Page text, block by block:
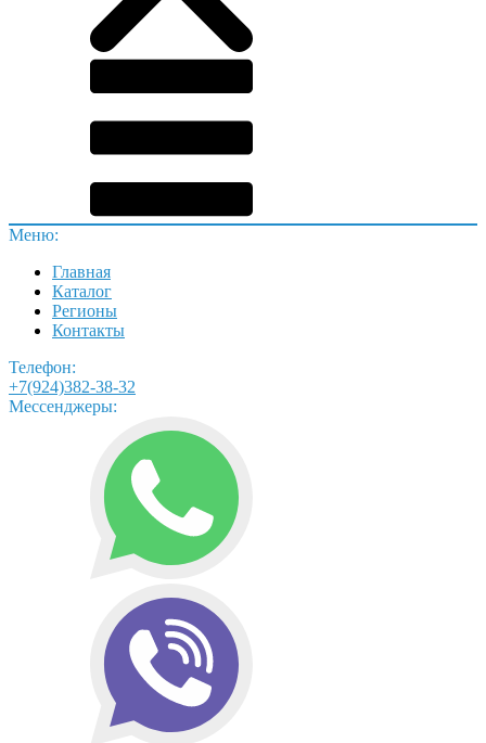
Меню:
Главная
Каталог
Регионы
Контакты
Телефон:
+7(924)382-38-32
Мессенджеры: